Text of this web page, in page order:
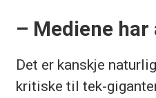
– Mediene har
Det er kanskje
kritiske til tek-